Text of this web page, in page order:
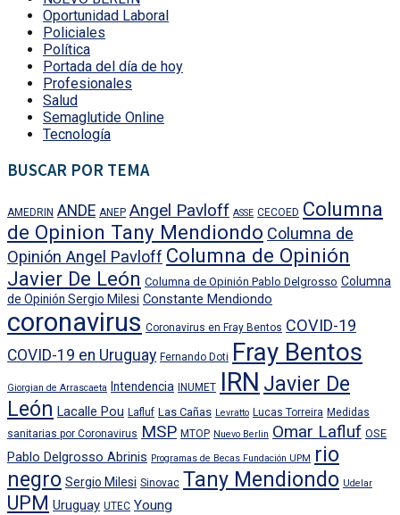
Oportunidad Laboral
Policiales
Política
Portada del día de hoy
Profesionales
Salud
Semaglutide Online
Tecnología
BUSCAR POR TEMA
AMEDRIN ANDE ANEP Angel Pavloff ASSE CECOED Columna
de Opinion Tany Mendiondo Columna de
Opinión Angel Pavloff Columna de Opinión
Javier De León Columna de Opinión Pablo Delgrosso Columna
de Opinión Sergio Milesi Constante Mendiondo
coronavirus Coronavirus en Fray Bentos COVID-19
COVID-19 en Uruguay Fernando Doti Fray Bentos
Giorgian de Arrascaeta Intendencia INUMET IRN Javier De
León Lacalle Pou Lafluf Las Cañas Levratto Lucas Torreira Medidas
sanitarias por Coronavirus MSP MTOP Nuevo Berlin Omar Lafluf OSE
Pablo Delgrosso Abrinis Programas de Becas Fundación UPM rio
negro Sergio Milesi Sinovac Tany Mendiondo Udelar
UPM Uruguay UTEC Young